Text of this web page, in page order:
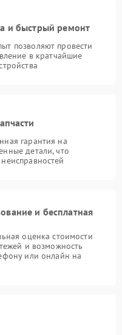
и быстрый ремонт
позволяют провести
в кратчайшие
гарантия на
детали, что
и бесплатная
оценка стоимости
и возможность
или онлайн на